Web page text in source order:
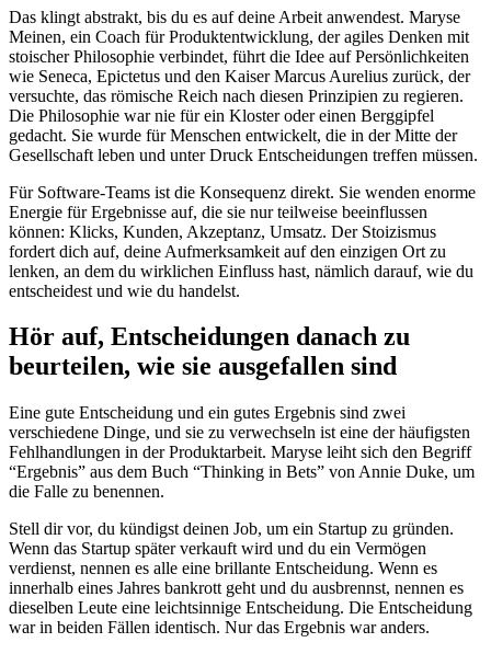
Das klingt abstrakt, bis du es auf deine Arbeit anwendest. Maryse
Meinen, ein Coach für Produktentwicklung, der agiles Denken mit
stoischer Philosophie verbindet, führt die Idee auf Persönlichkeiten
wie Seneca, Epictetus und den Kaiser Marcus Aurelius zurück, der
versuchte, das römische Reich nach diesen Prinzipien zu regieren.
Die Philosophie war nie für ein Kloster oder einen Berggipfel
gedacht. Sie wurde für Menschen entwickelt, die in der Mitte der
Gesellschaft leben und unter Druck Entscheidungen treffen müssen.
Für Software-Teams ist die Konsequenz direkt. Sie wenden enorme
Energie für Ergebnisse auf, die sie nur teilweise beeinflussen
können: Klicks, Kunden, Akzeptanz, Umsatz. Der Stoizismus
fordert dich auf, deine Aufmerksamkeit auf den einzigen Ort zu
lenken, an dem du wirklichen Einfluss hast, nämlich darauf, wie du
entscheidest und wie du handelst.
Hör auf, Entscheidungen danach zu
beurteilen, wie sie ausgefallen sind
Eine gute Entscheidung und ein gutes Ergebnis sind zwei
verschiedene Dinge, und sie zu verwechseln ist eine der häufigsten
Fehlhandlungen in der Produktarbeit. Maryse leiht sich den Begriff
“Ergebnis” aus dem Buch “Thinking in Bets” von Annie Duke, um
die Falle zu benennen.
Stell dir vor, du kündigst deinen Job, um ein Startup zu gründen.
Wenn das Startup später verkauft wird und du ein Vermögen
verdienst, nennen es alle eine brillante Entscheidung. Wenn es
innerhalb eines Jahres bankrott geht und du ausbrennst, nennen es
dieselben Leute eine leichtsinnige Entscheidung. Die Entscheidung
war in beiden Fällen identisch. Nur das Ergebnis war anders.